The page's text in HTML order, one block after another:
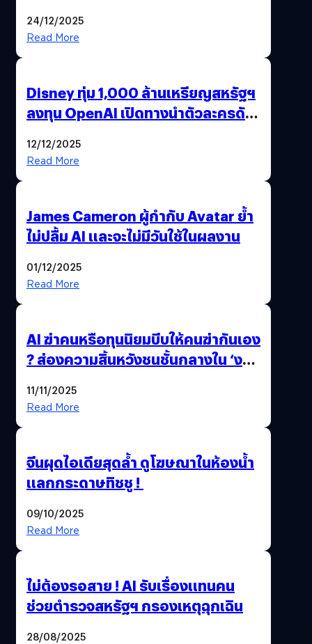
24/12/2025
Read More
Disney ทุ่ม 1,000 ล้านเหรียญสหรัฐฯ
ลงทุน OpenAI เปิดทางนำตัวละครดัง
12/12/2025
Read More
James Cameron ผู้กำกับ Avatar ย้ำ
ไม่ปลื้ม AI และจะไม่มีวันใช้ในผลงาน
01/12/2025
Read More
AI ฆ่าคนหรือทุนนิยมบีบให้คนฆ่ากันเอง
? ส่องความสิ้นหวังชนชั้นกลางใน ‘งาน
11/11/2025
Read More
จีนผุดไอเดียสุดล้ำ ดูโฆษณาในห้องน้ำ
แลกกระดาษทิชชู !
09/10/2025
Read More
ไม่ต้องรอสาย ! AI รับเรื่องแทนคน
ช่วยตำรวจสหรัฐฯ กรองเหตุฉุกเฉิน
28/08/2025